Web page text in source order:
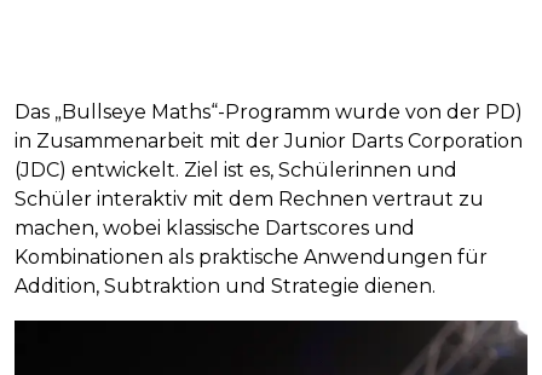
Das „Bullseye Maths“-Programm wurde von der PD)
in Zusammenarbeit mit der Junior Darts Corporation
(JDC) entwickelt. Ziel ist es, Schülerinnen und
Schüler interaktiv mit dem Rechnen vertraut zu
machen, wobei klassische Dartscores und
Kombinationen als praktische Anwendungen für
Addition, Subtraktion und Strategie dienen.